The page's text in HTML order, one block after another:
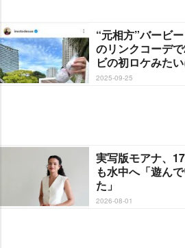
“元相方”バービ
のリンクコーデ
ビの初ロケみたい
2025-09-25
実写版モアナ、
も水中へ「遊ん
た」
2026-08-01